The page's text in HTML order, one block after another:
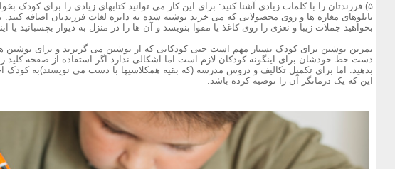
۵) فرزندتان را با کلمات زیادی آشنا کنید: برای این کار می توانید کتابهای زیادی را برای کودک
تابلوهای مغازه ها و روی محصولاتی که می خرید نوشته شده به دایره لغات فرزندتان اضافه
بخواهید جملات زیبا و نغزی را روی کاغذ یا مقوا بنویسد و آن ها را در منزل به دیوار بچسبانید یا
تمرین نوشتن برای کودک بسیار مهم است حتی کودکانی که از نوشتن می گریزند و برای نوشتن
دست خط خودشان برای اینگونه کودکان لازم است اما اشکالی ندارد اگر استفاده از صفحه کلید
بدهید. اما برای تکمیل تکالیف و دروس مدرسه (که بقیه همکلاسیها با دست می نویسند)به کودک
این که یک درمانگر آن را توصیه کرده باشد.